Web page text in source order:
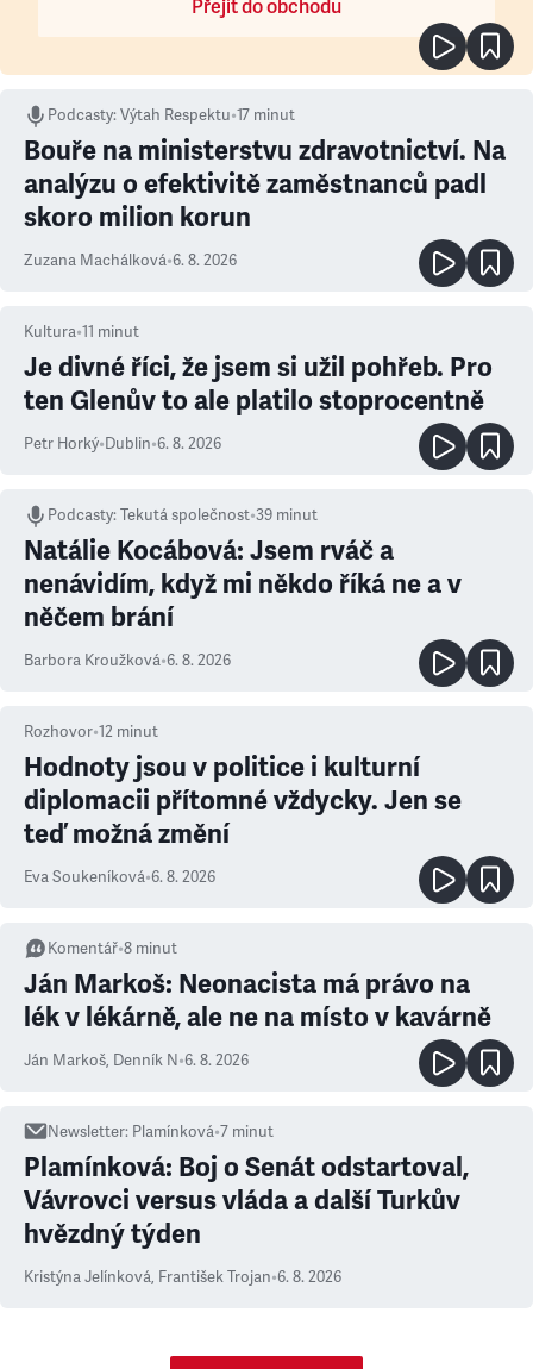
Přejít do obchodu
Podcasty:Výtah Respektu•17 minut
Bouře na ministerstvu zdravotnictví. Na
analýzu o efektivitě zaměstnanců padl
skoro milion korun
Zuzana Machálková•6. 8. 2026
Kultura•11 minut
Je divné říci, že jsem si užil pohřeb. Pro
ten Glenův to ale platilo stoprocentně
Petr Horký•Dublin•6. 8. 2026
Podcasty:Tekutá společnost•39 minut
Natálie Kocábová: Jsem rváč a
nenávidím, když mi někdo říká ne a v
něčem brání
Barbora Kroužková•6. 8. 2026
Rozhovor•12 minut
Hodnoty jsou v politice i kulturní
diplomacii přítomné vždycky. Jen se
teď možná změní
Eva Soukeníková•6. 8. 2026
Komentář•8 minut
Ján Markoš: Neonacista má právo na
lék v lékárně, ale ne na místo v kavárně
Ján Markoš, Denník N•6. 8. 2026
Newsletter: Plamínková•7 minut
Plamínková: Boj o Senát odstartoval,
Vávrovci versus vláda a další Turkův
hvězdný týden
Kristýna Jelínková, František Trojan•6. 8. 2026